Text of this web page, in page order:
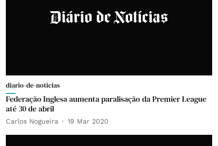
diario-de-noticias
Federação Inglesa aumenta paralisação da Premier League
até 30 de abril
Carlos Nogueira 19 Mar 2020